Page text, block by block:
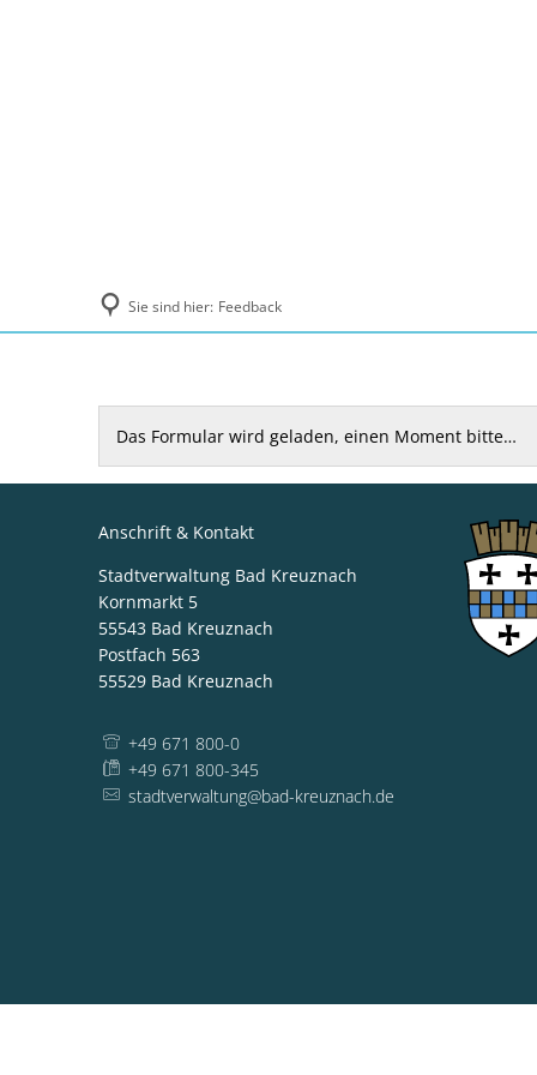
Sie sind hier: Feedback
FeedbackDas Formular wird geladen, einen Moment bitte…
Anschrift & Kontakt
Stadtverwaltung Bad Kreuznach
Kornmarkt 5
55543 Bad Kreuznach
Postfach 563
55529 Bad Kreuznach
+49 671 800-0
+49 671 800-345
stadtverwaltung@bad-kreuznach.de